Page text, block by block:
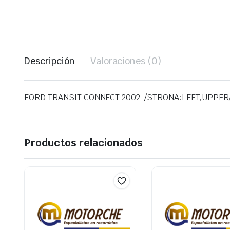
Descripción Valoraciones (0)
FORD TRANSIT CONNECT 2002-/
Productos relacionados